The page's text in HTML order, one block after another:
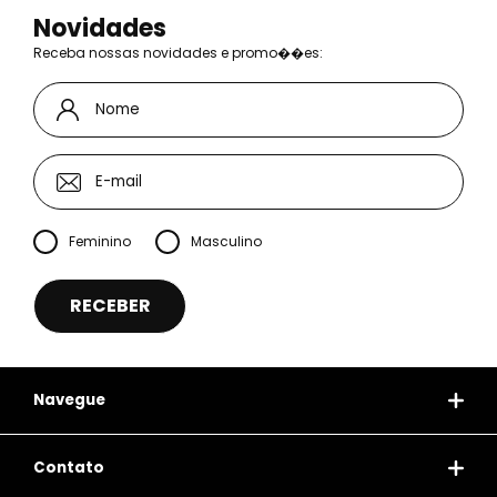
Novidades
Receba nossas novidades e promo��es:
Feminino Masculino
Navegue
Contato